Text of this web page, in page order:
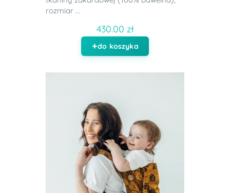
rozmiar ...
430.00 zł
do koszyka